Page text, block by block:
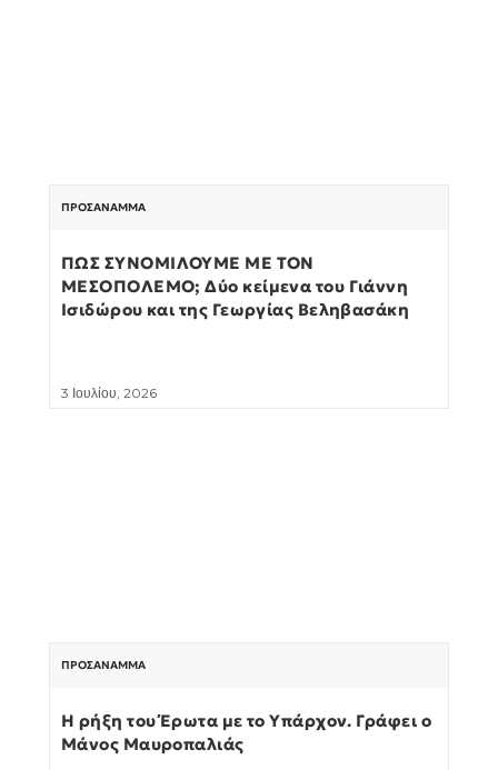
ΠΡΟΣΆΝΑΜΜΑ
ΠΩΣ ΣΥΝΟΜΙΛΟΥΜΕ ΜΕ ΤΟΝ
ΜΕΣΟΠΟΛΕΜΟ; Δύο κείμενα του Γιάννη
Ισιδώρου και της Γεωργίας Βεληβασάκη
3 Ιουλίου, 2026
ΠΡΟΣΆΝΑΜΜΑ
Η ρήξη του Έρωτα με το Υπάρχον. Γράφει ο
Μάνος Μαυροπαλιάς